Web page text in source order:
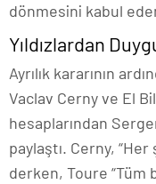
dönmesini kabul
Yıldızlardan
Ayrılık kararının
Vaclav Cerny ve El
hesaplarından
paylaştı. Cerny,
derken, Toure